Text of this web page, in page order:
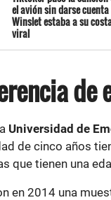
el avión sin darse
Winslet estaba a su
viral
de
Universidad de
de cinco años
que tienen una
en 2014 una